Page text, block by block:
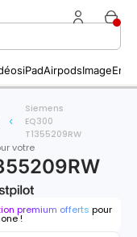
iPadAirpodsImage
Siemens
EQ300
T1355209RW
votre
premium offerts pour
!